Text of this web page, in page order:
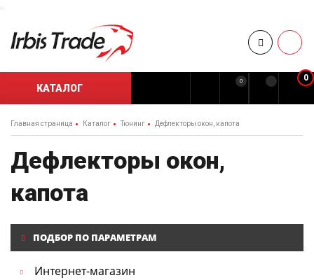
.
КАТАЛОГ
0 0
Главная страница Каталог Тюнинг Дефлекторы окон, капота
Дефлекторы окон,
капота
ПОДБОР ПО ПАРАМЕТРАМ
Интернет-магазин